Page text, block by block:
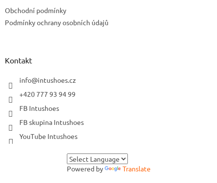
Obchodní podmínky
Podmínky ochrany osobních údajů
Kontakt
info@intushoes.cz
+420 777 93 94 99
FB Intushoes
FB skupina Intushoes
YouTube Intushoes
Powered by Translate